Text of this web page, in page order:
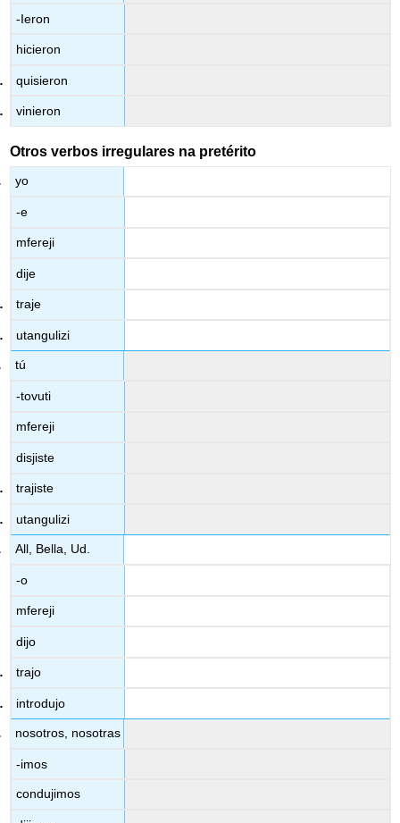
-Ieron
hicieron
quisieron
vinieron
Otros verbos irregulares na pretérito
yo
-e
mfereji
dije
traje
utangulizi
tú
-tovuti
mfereji
disjiste
trajiste
utangulizi
All, Bella, Ud.
-o
mfereji
dijo
trajo
introdujo
nosotros, nosotras
-imos
condujimos